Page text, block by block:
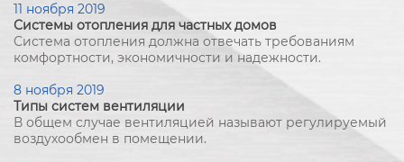
11 ноября 2019
Системы отопления для частных домов
Система отопления должна отвечать требованиям
комфортности, экономичности и надежности.
8 ноября 2019
Типы систем вентиляции
В общем случае вентиляцией называют регулируемый
воздухообмен в помещении.